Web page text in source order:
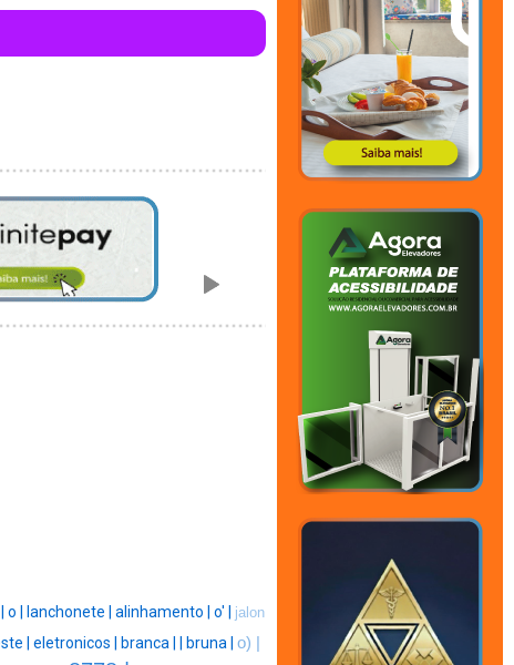
o | lanchonete | alinhamento | o' |
jalon
| eletronicos | branca | bruna | o) |